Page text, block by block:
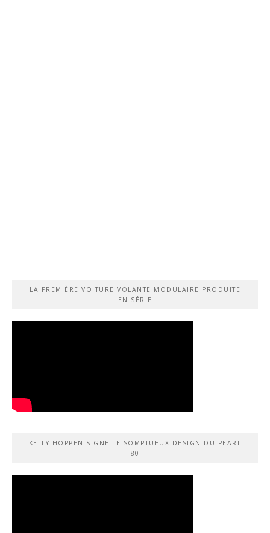
LA PREMIÈRE VOITURE VOLANTE MODULAIRE PRODUITE
EN SÉRIE
KELLY HOPPEN SIGNE LE SOMPTUEUX DESIGN DU PEARL
80